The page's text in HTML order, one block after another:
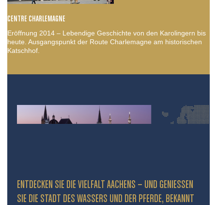
CENTRE CHARLEMAGNE
Eröffnung 2014 – Lebendige Geschichte von den Karolingern bis
heute. Ausgangspunkt der Route Charlemagne am historischen
Katschhof.
ENTDECKEN SIE DIE VIELFALT AACHENS – UND GENIESSEN S
IE DIE STADT DES WASSERS UND DER PFERDE, BEKANNT D